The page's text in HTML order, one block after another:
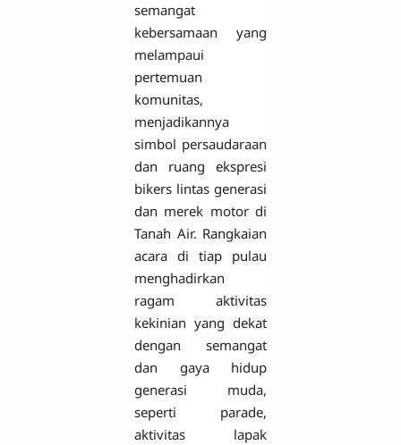
semangat
kebersamaan yang
melampaui
pertemuan
komunitas,
menjadikannya
simbol persaudaraan
dan ruang ekspresi
bikers lintas generasi
dan merek motor di
Tanah Air. Rangkaian
acara di tiap pulau
menghadirkan
ragam aktivitas
kekinian yang dekat
dengan semangat
dan gaya hidup
generasi muda,
seperti parade,
aktivitas lapak